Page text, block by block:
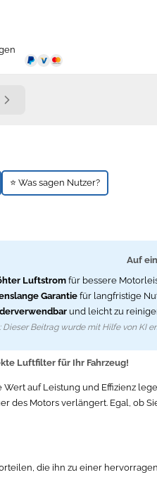
⭐ Was sagen Nutzer?
Auf
Luftstromfür bessere
Garantiefür langfristige
und leicht zu
Dieser Beitrag wurde mit Hilfe von KI
Luftfilter für Ihr Fahrzeug!
Wert auf Leistung und Effizienz
des Motors verlängert. Egal, ob
die ihn zu einer